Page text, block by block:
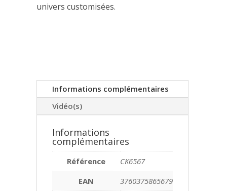
univers customisées.​
Informations complémentaires
Vidéo(s)
Informations
complémentaires
Référence
CK6567
EAN
3760375865679